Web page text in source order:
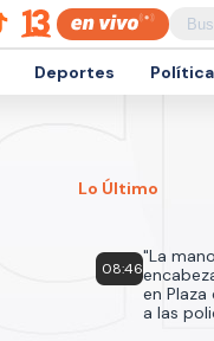
Deportes Política
Lo Último
08:46
"La
en
a las